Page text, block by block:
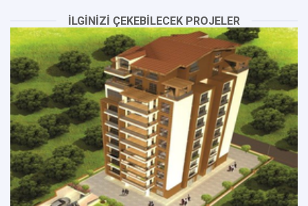
İLGİNİZİ ÇEKEBİLECEK PROJELER